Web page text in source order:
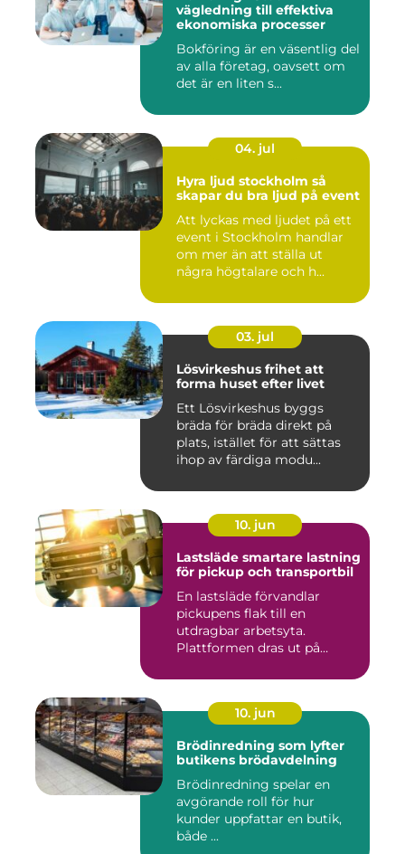
vägledning till effektiva
ekonomiska processer
Bokföring är en väsentlig del
av alla företag, oavsett om
det är en liten s...
04. jul
Hyra ljud stockholm så
skapar du bra ljud på event
Att lyckas med ljudet på ett
event i Stockholm handlar
om mer än att ställa ut
några högtalare och h...
03. jul
Lösvirkeshus frihet att
forma huset efter livet
Ett Lösvirkeshus byggs
bräda för bräda direkt på
plats, istället för att sättas
ihop av färdiga modu...
10. jun
Lastsläde smartare lastning
för pickup och transportbil
En lastsläde förvandlar
pickupens flak till en
utdragbar arbetsyta.
Plattformen dras ut på
10. jun
Brödinredning som lyfter
butikens brödavdelning
Brödinredning spelar en
avgörande roll för hur
kunder uppfattar en butik,
både ...